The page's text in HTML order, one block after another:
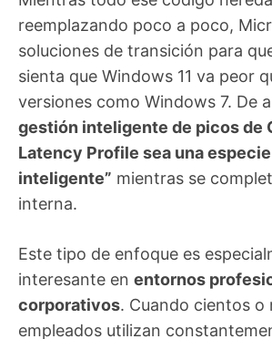
reemplazando poco a poco,
soluciones de transición para
sienta que Windows 11 va peor
versiones como Windows 7. De
gestión inteligente de picos de
Latency Profile sea una
inteligente” mientras se
interna.
Este tipo de enfoque es
interesante en entornos
corporativos. Cuando cientos o
empleados utilizan